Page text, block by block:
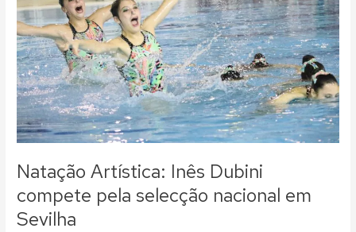
Natação Artística: Inês Dubini
compete pela selecção nacional em
Sevilha
compete
pela
selecção
nacional
em
Sevilha